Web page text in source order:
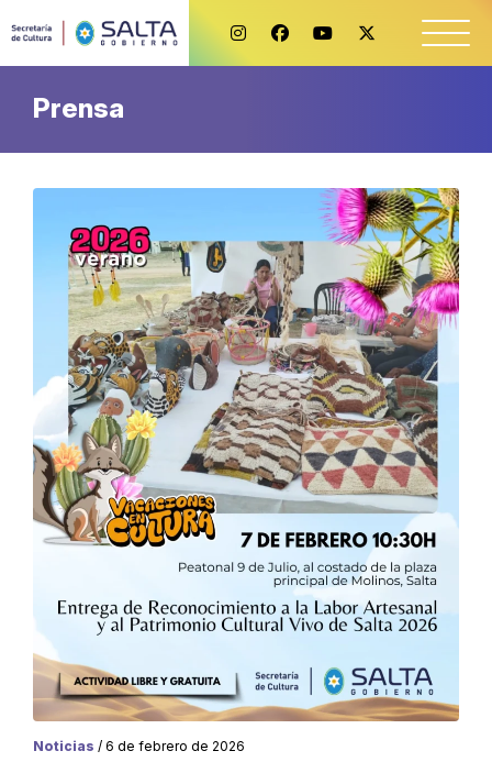
Prensa
Noticias / 6 de febrero de 2026